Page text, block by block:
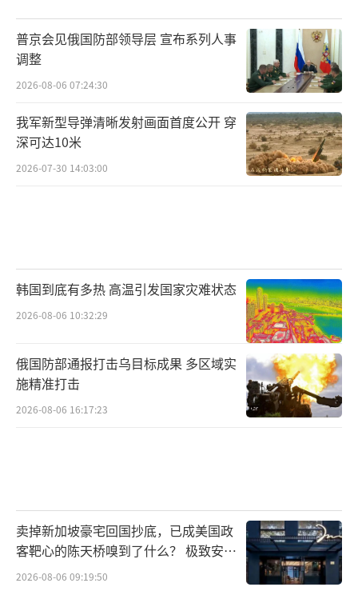
利人民对欧盟价值观的认同”。德国总理默茨
则呼吁“让我们携手共建一个强大、安全，尤
其是团结的欧洲”。
移民、法治、对俄制裁和对乌援助等关键议题
上反复运用否决权和拖延战术。他的退出意味
着欧盟内部的决策阻力大幅削弱，布鲁塞尔在
他的下台意味着克里姆林宫在欧盟内部失去了
最重要的“刹车片”。
欧尔班是美国保守派的欧洲精神领袖。特
朗普多次公开赞誉欧尔班的“非自由民主”模
式。万斯选前高调站台，承诺“动用美国的全
部经济实力”帮助欧尔班胜选，却被匈牙利选
即便有世界上最强大国家的公开支持，选民仍
然会因为经济停滞和治理失能而抛弃民粹领
袖。
普京会见俄国防部领导层 宣布系列人事
调整
2026-08-06 07:24:30
我军新型导弹清晰发射画面首度公开 穿
深可达10米
2026-07-30 14:03:00
韩国到底有多热 高温引发国家灾难状态
2026-08-06 10:32:29
俄国防部通报打击乌目标成果 多区域实
施精准打击
2026-08-06 16:17:23
卖掉新加坡豪宅回国抄底，已成美国政
客靶心的陈天桥嗅到了什么？ 极致安全
的追寻
2026-08-06 09:19:50